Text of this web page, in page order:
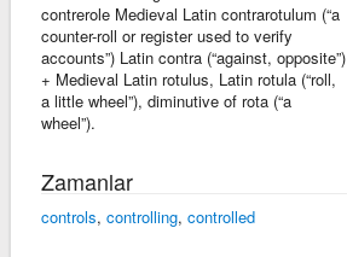
contrerole Medieval Latin contrarotulum (“a
counter-roll or register used to verify
accounts”) Latin contra (“against, opposite”)
+ Medieval Latin rotulus, Latin rotula (“roll,
a little wheel”), diminutive of rota (“a
wheel”).
Zamanlar
controls, controlling, controlled